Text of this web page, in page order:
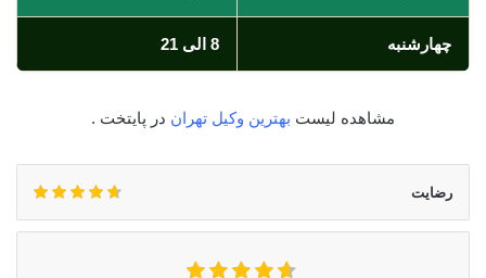
چهارشنبه 8 الی 21
مشاهده لیست بهترین وکیل تهران در پایتخت .
رضایت